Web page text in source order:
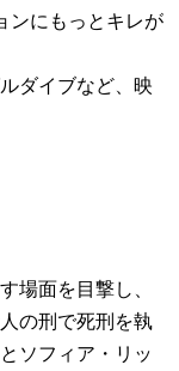
ンにもっとキレが
ダイブなど、映
場面を目撃し、
の刑で死刑を執
ソフィア・リッ